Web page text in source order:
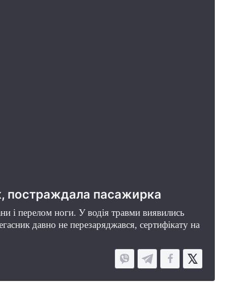
постраждала пасажирка
і перелом ноги. У водія травми виявились
давно не перезаряджався, сертифікату на